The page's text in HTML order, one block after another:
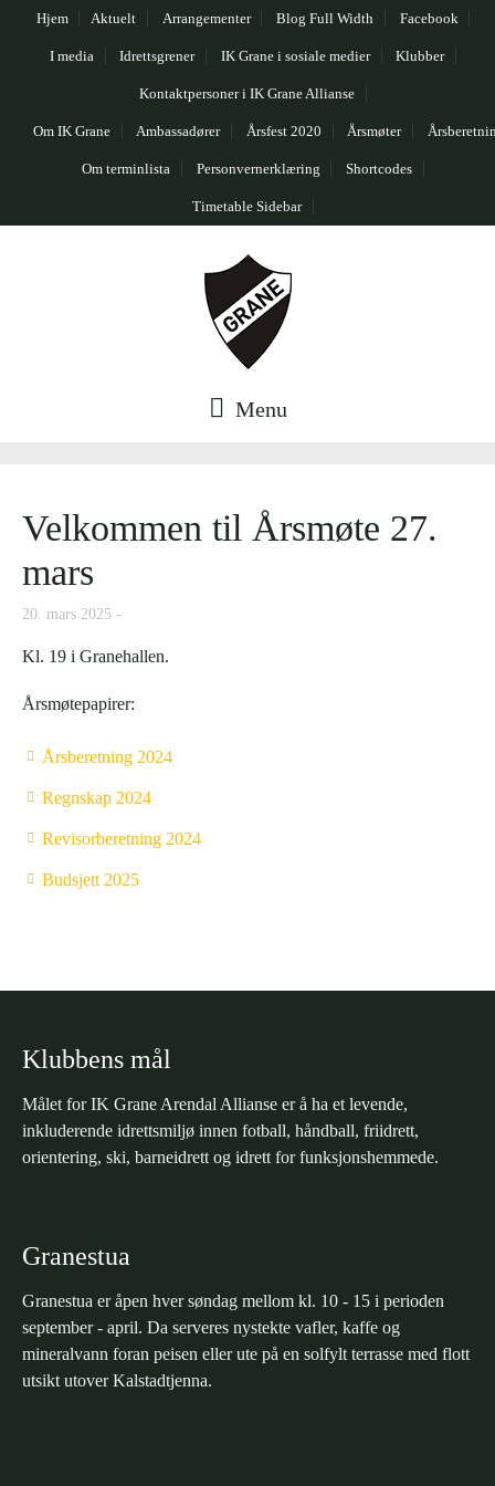
Hjem Aktuelt Arrangementer Blog Full Width Facebook
I media Idrettsgrener IK Grane i sosiale medier Klubber
Kontaktpersoner i IK Grane Allianse
Om IK Grane Ambassadører Årsfest 2020 Årsmøter
Om terminlista Personvernerklæring Shortcodes
Timetable Sidebar
Menu
Velkommen til Årsmøte 27.
mars
20. mars 2025
Kl. 19 i Granehallen.
Årsmøtepapirer:
Årsberetning 2024
Regnskap 2024
Revisorberetning 2024
Budsjett 2025
Klubbens mål
Målet for IK Grane Arendal Allianse er å ha et levende,
inkluderende idrettsmiljø innen fotball, håndball, friidrett,
orientering, ski, barneidrett og idrett for funksjonshemmede.
Granestua
Granestua er åpen hver søndag mellom kl. 10 - 15 i perioden
september - april. Da serveres nystekte vafler, kaffe og
mineralvann foran peisen eller ute på en solfylt terrasse med flott
utsikt utover Kalstadtjenna.